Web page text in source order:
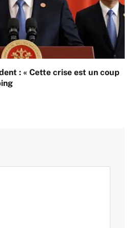
: « Cette crise est un coup